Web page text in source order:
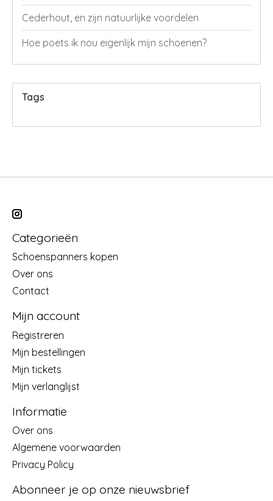
Cederhout, en zijn natuurlijke voordelen
Hoe poets ik nou eigenlijk mijn schoenen?
Tags
Categorieën
Schoenspanners kopen
Over ons
Contact
Mijn account
Registreren
Mijn bestellingen
Mijn tickets
Mijn verlanglijst
Informatie
Over ons
Algemene voorwaarden
Privacy Policy
Abonneer je op onze nieuwsbrief